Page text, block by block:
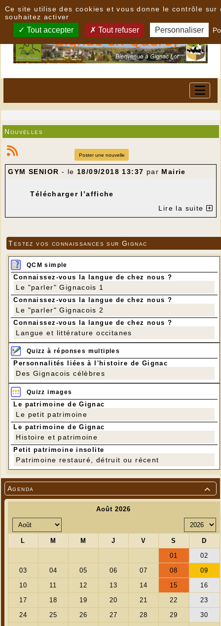

Agenda
Nouvelles
Poster une nouvelle
GYM SENIOR - le 18/09/2018 13:37 par Mairie
Télécharger l’affiche
Lire la suite
Testez vos connaissances sur Gignac
QCM simple
Connaissez-vous la langue de chez nous ?
Le "parler" Gignacois 1
Connaissez-vous la langue de chez nous ?
Le "parler" Gignacois 2
Connaissez-vous la langue de chez nous ?
Langue et littérature occitanes
Quizz à réponses multiples
Personnalités liées à l'histoire de Gignac
Des Gignacois célèbres
Quizz images
Le patrimoine de Gignac
Le petit patrimoine
Le patrimoine de Gignac
Histoire et patrimoine
Petit patrimoine insolite
Patrimoine restauré, détruit ou récent
Ce site utilise des cookies et vous donne le contrôle sur
souhaitez activer
Tout accepter Tout refuser Personnaliser